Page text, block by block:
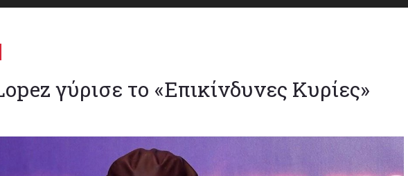
γύρισε το «Επικίνδυνες Κυρίες»